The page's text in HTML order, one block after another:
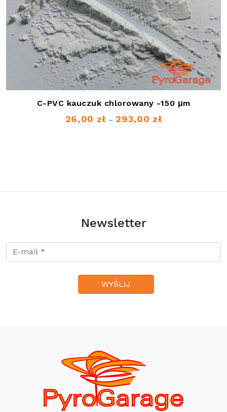
C-PVC kauczuk chlorowany -150 μm
26,00 zł – 293,00 złZakres
Newsletter